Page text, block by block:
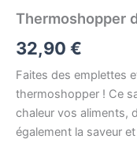
Thermoshopper
32,90 €
Faites des emplettes
thermoshopper ! Ce
chaleur vos aliments,
également la saveur